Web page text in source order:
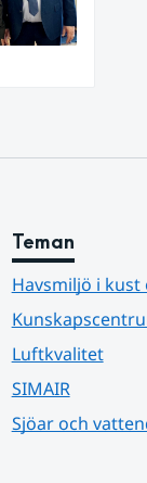
Teman
Havsmiljö i kust
Luftkvalitet
SIMAIR
Sjöar och